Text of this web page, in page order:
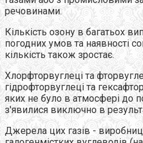
речовинами.
Кількість озону в багатьох
погодних умов та наявності
кількість також зростає.
Хлорфторвуглеці та
гідрофторвуглеці та
яких не було в атмосфері до
з'явилися виключно в
Джерела цих газів -